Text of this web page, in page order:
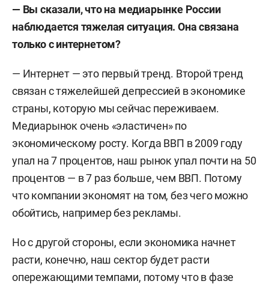
— Вы сказали, что на медиарынке России
наблюдается тяжелая ситуация. Она связана
только с интернетом?
— Интернет — это первый тренд. Второй тренд
связан с тяжелейшей депрессией в экономике
страны, которую мы сейчас переживаем.
Медиарынок очень «эластичен» по
экономическому росту. Когда ВВП в 2009 году
упал на 7 процентов, наш рынок упал почти на 50
процентов — в 7 раз больше, чем ВВП. Потому
что компании экономят на том, без чего можно
обойтись, например без рекламы.
Но с другой стороны, если экономика начнет
расти, конечно, наш сектор будет расти
опережающими темпами, потому что в фазе